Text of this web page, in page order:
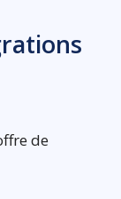
de